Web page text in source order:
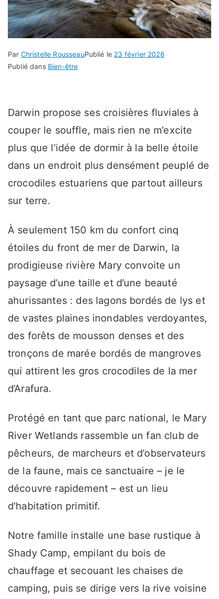
Par Christelle RousseauPublié le 23 février 2026
Publié dans Bien-être
Darwin propose ses croisières fluviales à
couper le souffle, mais rien ne m’excite
plus que l’idée de dormir à la belle étoile
dans un endroit plus densément peuplé de
crocodiles estuariens que partout ailleurs
sur terre.
À seulement 150 km du confort cinq
étoiles du front de mer de Darwin, la
prodigieuse rivière Mary convoite un
paysage d’une taille et d’une beauté
ahurissantes : des lagons bordés de lys et
de vastes plaines inondables verdoyantes,
des forêts de mousson denses et des
tronçons de marée bordés de mangroves
qui attirent les gros crocodiles de la mer
d’Arafura.
Protégé en tant que parc national, le Mary
River Wetlands rassemble un fan club de
pêcheurs, de marcheurs et d’observateurs
de la faune, mais ce sanctuaire – je le
découvre rapidement – ​​est un lieu
d’habitation primitif.
Notre famille installe une base rustique à
Shady Camp, empilant du bois de
chauffage et secouant les chaises de
camping, puis se dirige vers la rive voisine